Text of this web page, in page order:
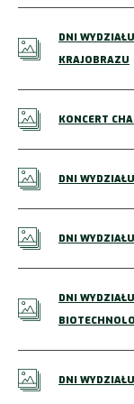
DNI
KRAJOBRAZU
KONCERT
DNI
DNI
DNI
DNI